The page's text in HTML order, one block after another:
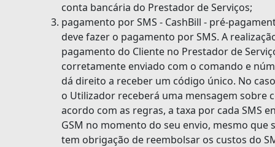
conta bancária do Prestador de Serviços;
pagamento por SMS - CashBill - pré-
deve fazer o pagamento por SMS. A
pagamento do Cliente no Prestador de
corretamente enviado com o comando e
dá direito a receber um código único. No
o Utilizador receberá uma mensagem sobre
acordo com as regras, a taxa por cada SMS
GSM no momento do seu envio, mesmo que
tem obrigação de reembolsar os custos do